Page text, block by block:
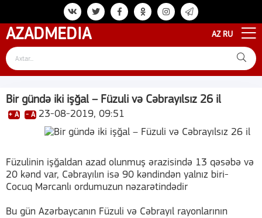
AZADMEDIA AZ RU
Bir gündə iki işğal – Füzuli və Cəbrayılsız 26 il
+ A - A 23-08-2019, 09:51
Füzulinin işğaldan azad olunmuş ərazisində 13 qəsəbə və
20 kənd var, Cəbrayılın isə 90 kəndindən yalnız biri-
Cocuq Mərcanlı ordumuzun nəzarətindədir
Bu gün Azərbaycanın Füzuli və Cəbrayıl rayonlarının